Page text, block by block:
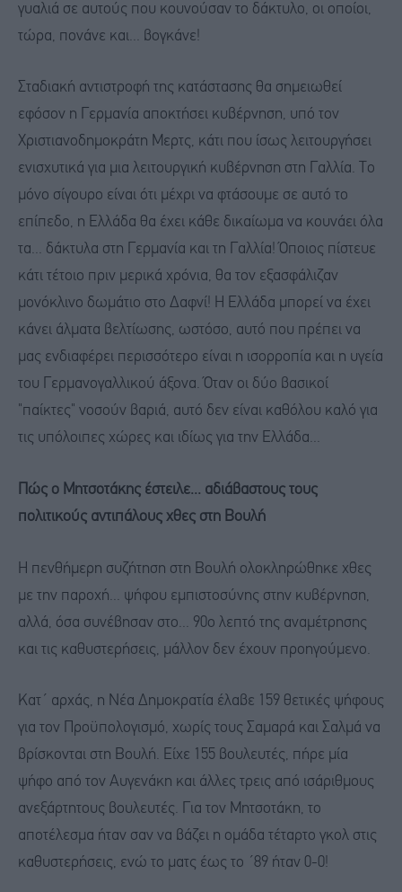
γυαλιά σε αυτούς που κουνούσαν το δάκτυλο, οι οποίοι,
τώρα, πονάνε και... βογκάνε!
Σταδιακή αντιστροφή της κατάστασης θα σημειωθεί
εφόσον η Γερμανία αποκτήσει κυβέρνηση, υπό τον
Χριστιανοδημοκράτη Μερτς, κάτι που ίσως λειτουργήσει
ενισχυτικά για μια λειτουργική κυβέρνηση στη Γαλλία. Το
μόνο σίγουρο είναι ότι μέχρι να φτάσουμε σε αυτό το
επίπεδο, η Ελλάδα θα έχει κάθε δικαίωμα να κουνάει όλα
τα... δάκτυλα στη Γερμανία και τη Γαλλία! Όποιος πίστευε
κάτι τέτοιο πριν μερικά χρόνια, θα τον εξασφάλιζαν
μονόκλινο δωμάτιο στο Δαφνί! Η Ελλάδα μπορεί να έχει
κάνει άλματα βελτίωσης, ωστόσο, αυτό που πρέπει να
μας ενδιαφέρει περισσότερο είναι η ισορροπία και η υγεία
του Γερμανογαλλικού άξονα. Όταν οι δύο βασικοί
"παίκτες" νοσούν βαριά, αυτό δεν είναι καθόλου καλό για
τις υπόλοιπες χώρες και ιδίως για την Ελλάδα...
Πώς ο Μητσοτάκης έστειλε... αδιάβαστους τους
πολιτικούς αντιπάλους χθες στη Βουλή
Η πενθήμερη συζήτηση στη Βουλή ολοκληρώθηκε χθες
με την παροχή... ψήφου εμπιστοσύνης στην κυβέρνηση,
αλλά, όσα συνέβησαν στο... 90ο λεπτό της αναμέτρησης
και τις καθυστερήσεις, μάλλον δεν έχουν προηγούμενο.
Κατ΄ αρχάς, η Νέα Δημοκρατία έλαβε 159 θετικές ψήφους
για τον Προϋπολογισμό, χωρίς τους Σαμαρά και Σαλμά να
βρίσκονται στη Βουλή. Είχε 155 βουλευτές, πήρε μία
ψήφο από τον Αυγενάκη και άλλες τρεις από ισάριθμους
ανεξάρτητους βουλευτές. Για τον Μητσοτάκη, το
αποτέλεσμα ήταν σαν να βάζει η ομάδα τέταρτο γκολ στις
καθυστερήσεις, ενώ το ματς έως το ΄89 ήταν 0-0!